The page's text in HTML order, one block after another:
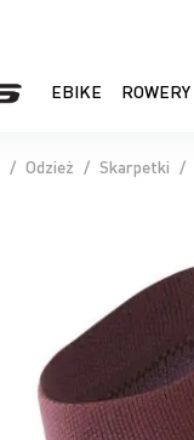
EBIKE ROWERY
Odzież Skarpetki